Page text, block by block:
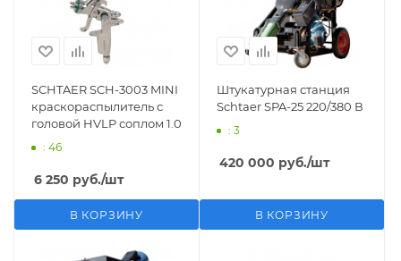
SCHTAER SCH-3003 MINI
краскораспылитель с
головой HVLP соплом 1.0
: 46
6 250 руб./шт
В КОРЗИНУ
Штукатурная станция
Schtaer SPA-25 220/380 В
: 3
420 000 руб./шт
В КОРЗИНУ